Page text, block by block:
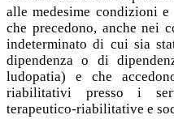
alle medesime condizioni
che precedono, anche nei
indeterminato di cui sia
dipendenza o di
ludopatia) e che
riabilitativi presso i
terapeutico-riabilitative e